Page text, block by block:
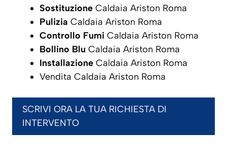
Sostituzione Caldaia Ariston Roma
Pulizia Caldaia Ariston Roma
Controllo Fumi Caldaia Ariston Roma
Bollino Blu Caldaia Ariston Roma
Installazione Caldaia Ariston Roma
Vendita Caldaia Ariston Roma
SCRIVI ORA LA TUA RICHIESTA DI
INTERVENTO